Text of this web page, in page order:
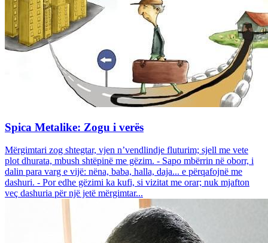
Spica Metalike: Zogu i verës
Mërgimtari zog shtegtar, vjen n’vendlindje fluturim; sjell me vete
plot dhurata, mbush shtëpinë me gëzim. - Sapo mbërrin në oborr, i
dalin para varg e vijë: nëna, baba, halla, daja... e përqafojnë me
dashuri. - Por edhe gëzimi ka kufi, si vizitat me orar; nuk mjafton
veç dashuria për një jetë mërgimtar...